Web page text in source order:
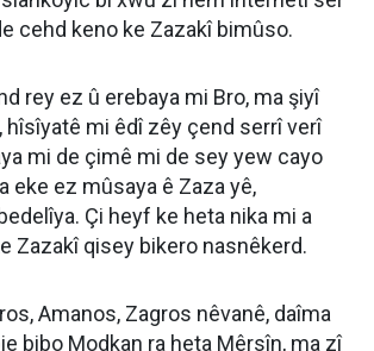
cehd keno ke Zazakî bimûso.
rey ez û erebaya mi Bro, ma şiyî
hîsîyatê mi êdî zêy çend serrî verî
mi de çimê mi de sey yew cayo
eke ez mûsaya ê Zaza yê,
Çi heyf ke heta nika mi a
Zazakî qisey bikero nasnêkerd.
Amanos, Zagros nêvanê, daîma
bibo Modkan ra heta Mêrsîn, ma zî